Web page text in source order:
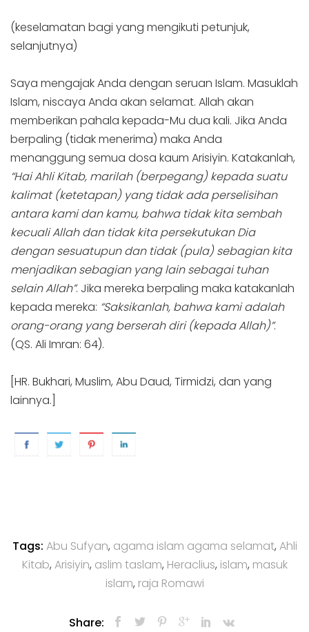
(keselamatan bagi yang mengikuti petunjuk,
selanjutnya)
Saya mengajak Anda dengan seruan Islam. Masuklah
Islam, niscaya Anda akan selamat. Allah akan
memberikan pahala kepada-Mu dua kali. Jika Anda
berpaling (tidak menerima) maka Anda
menanggung semua dosa kaum Arisiyin. Katakanlah,
“Hai Ahli Kitab, marilah (berpegang) kepada suatu
kalimat (ketetapan) yang tidak ada perselisihan
antara kami dan kamu, bahwa tidak kita sembah
kecuali Allah dan tidak kita persekutukan Dia
dengan sesuatupun dan tidak (pula) sebagian kita
menjadikan sebagian yang lain sebagai tuhan
selain Allah”. Jika mereka berpaling maka katakanlah
kepada mereka: “Saksikanlah, bahwa kami adalah
orang-orang yang berserah diri (kepada Allah)”.
(QS. Ali Imran: 64).
[HR. Bukhari, Muslim, Abu Daud, Tirmidzi, dan yang
lainnya.]
Tags: Abu Sufyan, agama islam agama selamat, Ahli
Kitab, Arisiyin, aslim taslam, Heraclius, islam, masuk
islam, raja Romawi
Share: